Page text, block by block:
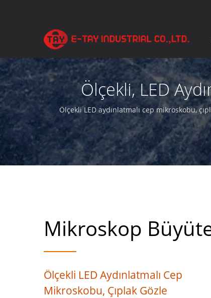
Ölçekli, LED
Ölçekli LED aydınlatmalı cep mikroskobu,
büyüteç
Mikroskop
Ölçekli LED Aydınlatmalı Cep
Mikroskobu, Çıplak Gözle